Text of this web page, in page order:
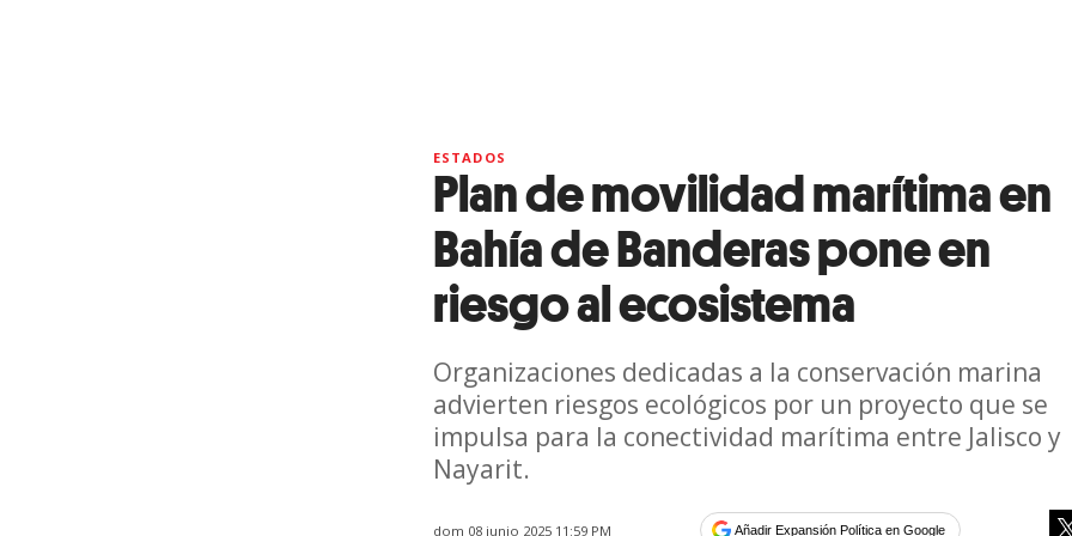
ESTADOS
Plan de movilidad marítima en
Bahía de Banderas pone en
riesgo al ecosistema
Organizaciones dedicadas a la conservación marina
advierten riesgos ecológicos por un proyecto que se
impulsa para la conectividad marítima entre Jalisco y
Nayarit.
dom 08 junio 2025 11:59 PM Añadir Expansión Política en Google